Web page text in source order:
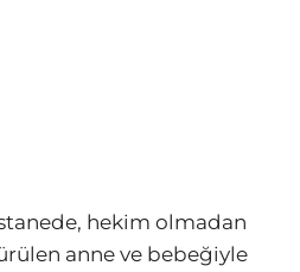
hekim olmadan
anne ve bebeğiyle